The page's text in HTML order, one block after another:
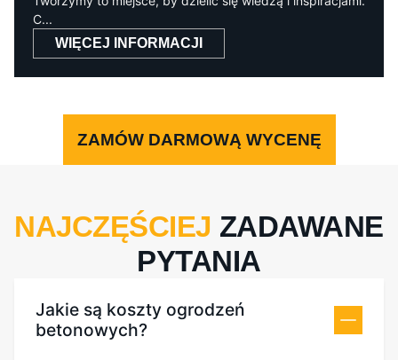
C...
WIĘCEJ INFORMACJI
ZAMÓW DARMOWĄ WYCENĘ
NAJCZĘŚCIEJ ZADAWANE
PYTANIA
Jakie są koszty ogrodzeń
betonowych?